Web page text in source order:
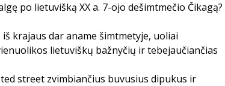
po lietuvišką XX a. 7-ojo dešimtmečio Čikagą?
krajaus dar aname šimtmetyje, uoliai
lietuviškų bažnyčių ir tebejaučiančias
street zvimbiančius buvusius dipukus ir